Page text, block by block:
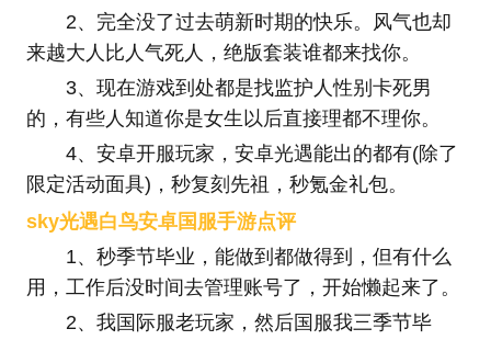
2、完全没了过去萌新时期的快乐。风气也却
来越大人比人气死人，绝版套装谁都来找你。
3、现在游戏到处都是找监护人性别卡死男
的，有些人知道你是女生以后直接理都不理你。
4、安卓开服玩家，安卓光遇能出的都有(除了
限定活动面具)，秒复刻先祖，秒氪金礼包。
sky光遇白鸟安卓国服手游点评
1、秒季节毕业，能做到都做得到，但有什么
用，工作后没时间去管理账号了，开始懒起来了。
2、我国际服老玩家，然后国服我三季节毕